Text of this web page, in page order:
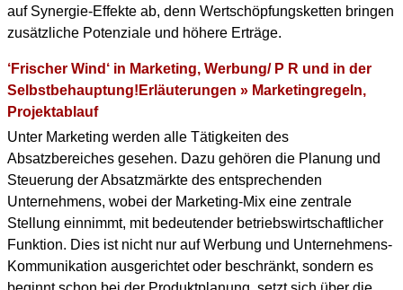
auf Synergie-Effekte ab, denn Wertschöpfungsketten bringen
zusätzliche Potenziale und höhere Erträge.
‘Frischer Wind‘ in Marketing, Werbung/ P R und in der
Selbstbehauptung!Erläuterungen » Marketingregeln,
Projektablauf
Unter Marketing werden alle Tätigkeiten des
Absatzbereiches gesehen. Dazu gehören die Planung und
Steuerung der Absatzmärkte des entsprechenden
Unternehmens, wobei der Marketing-Mix eine zentrale
Stellung einnimmt, mit bedeutender betriebswirtschaftlicher
Funktion. Dies ist nicht nur auf Werbung und Unternehmens-
Kommunikation ausgerichtet oder beschränkt, sondern es